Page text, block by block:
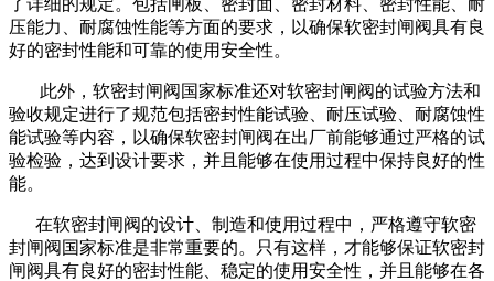
了详细的规定。包括闸板、密封面、密封材料、密封性能、耐
压能力、耐腐蚀性能等方面的要求，以确保软密封闸阀具有良
好的密封性能和可靠的使用安全性。
此外，软密封闸阀国家标准还对软密封闸阀的试验方法和
验收规定进行了规范包括密封性能试验、耐压试验、耐腐蚀性
能试验等内容，以确保软密封闸阀在出厂前能够通过严格的试
验检验，达到设计要求，并且能够在使用过程中保持良好的性
能。
在软密封闸阀的设计、制造和使用过程中，严格遵守软密
封闸阀国家标准是非常重要的。只有这样，才能够保证软密封
闸阀具有良好的密封性能、稳定的使用安全性，并且能够在各